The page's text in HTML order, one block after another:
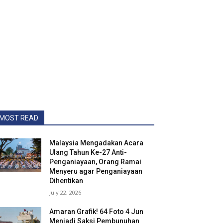
READ
Malaysia Mengadakan Acara
Ulang Tahun Ke-27 Anti-
Penganiayaan, Orang Ramai
Menyeru agar Penganiayaan
Dihentikan
July 22, 2026
Amaran Grafik! 64 Foto 4 Jun
Menjadi Saksi Pembunuhan